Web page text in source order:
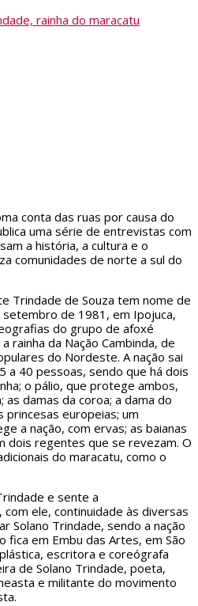
conta das ruas por causa do
uma série de entrevistas com
a história, a cultura e o
comunidades de norte a sul do
Trindade de Souza tem nome de
setembro de 1981, em Ipojuca,
do grupo de afoxé
rainha da Nação Cambinda, de
do Nordeste. A nação sai
a 40 pessoas, sendo que há dois
o pálio, que protege ambos,
as damas da coroa; a dama do
princesas europeias; um
a nação, com ervas; as baianas
dois regentes que se revezam. O
do maracatu, como o
e sente a
ele, continuidade às diversas
Solano Trindade, sendo a nação
fica em Embu das Artes, em São
escritora e coreógrafa
de Solano Trindade, poeta,
e militante do movimento